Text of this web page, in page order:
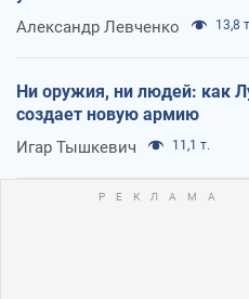
Александр Левченко 13,8
Ни оружия, ни людей: как
создает новую армию
Игар Тышкевич 11,1 т.